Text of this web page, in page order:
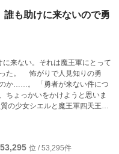
誰も助けに来ないので勇
来ない。それは魔王軍にとって
りの勇
ない件につ
ょっかいをかけようと思いま
に試練を与え、勇者をうまく魔
きたり、竜の背に乗って空を飛ん
53,295 位 / 53,295件